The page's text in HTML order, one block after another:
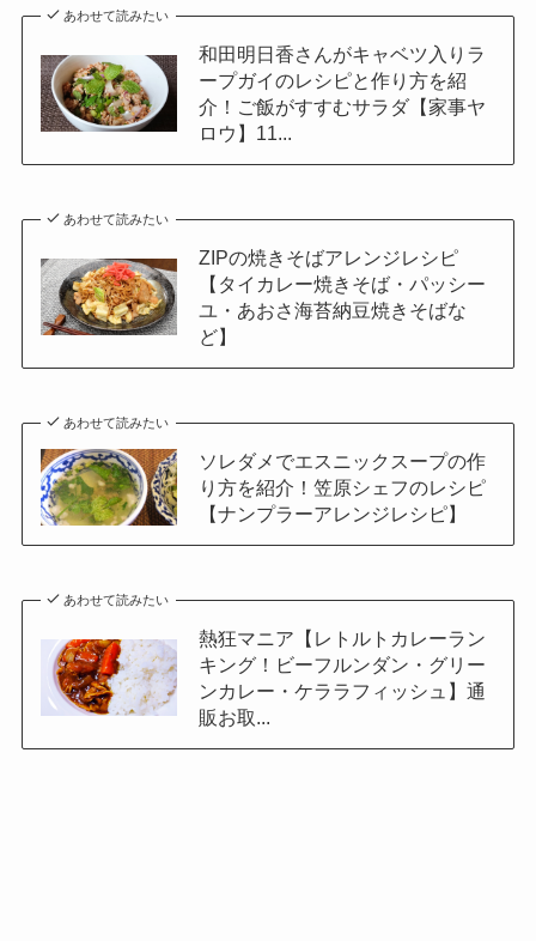
あわせて読みたい
和田明日香さんがキャベツ入りラ
ープガイのレシピと作り方を紹
介！ご飯がすすむサラダ【家事ヤ
ロウ】11...
あわせて読みたい
ZIPの焼きそばアレンジレシピ
【タイカレー焼きそば・パッシー
ユ・あおさ海苔納豆焼きそばな
ど】
あわせて読みたい
ソレダメでエスニックスープの作
り方を紹介！笠原シェフのレシピ
【ナンプラーアレンジレシピ】
あわせて読みたい
熱狂マニア【レトルトカレーラン
キング！ビーフルンダン・グリー
ンカレー・ケララフィッシュ】通
販お取...